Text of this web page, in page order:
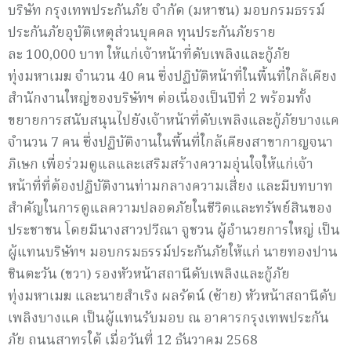
บริษัท กรุงเทพประกันภัย จำกัด (มหาชน) มอบกรมธรรม์
ประกันภัยอุบัติเหตุส่วนบุคคล ทุนประกันภัยราย
ละ 100,000 บาท ให้แก่เจ้าหน้าที่ดับเพลิงและกู้ภัย
ทุ่งมหาเมฆ จำนวน 40 คน ซึ่งปฏิบัติหน้าที่ในพื้นที่ใกล้เคียง
สำนักงานใหญ่ของบริษัทฯ ต่อเนื่องเป็นปีที่ 2 พร้อมทั้ง
ขยายการสนับสนุนไปยังเจ้าหน้าที่ดับเพลิงและกู้ภัยบางแค
จำนวน 7 คน ซึ่งปฏิบัติงานในพื้นที่ใกล้เคียงสาขากาญจนา
ภิเษก เพื่อร่วมดูแลและเสริมสร้างความอุ่นใจให้แก่เจ้า
หน้าที่ที่ต้องปฏิบัติงานท่ามกลางความเสี่ยง และมีบทบาท
สำคัญในการดูแลความปลอดภัยในชีวิตและทรัพย์สินของ
ประชาชน โดยมีนางสาวปวีณา จูชวน ผู้อำนวยการใหญ่ เป็น
ผู้แทนบริษัทฯ มอบกรมธรรม์ประกันภัยให้แก่ นายทองปาน
ชินตะวัน (ขวา) รองหัวหน้าสถานีดับเพลิงและกู้ภัย
ทุ่งมหาเมฆ และนายสำเริง ผลรัตน์ (ซ้าย) หัวหน้าสถานีดับ
เพลิงบางแค เป็นผู้แทนรับมอบ ณ อาคารกรุงเทพประกัน
ภัย ถนนสาทรใต้ เมื่อวันที่ 12 ธันวาคม 2568